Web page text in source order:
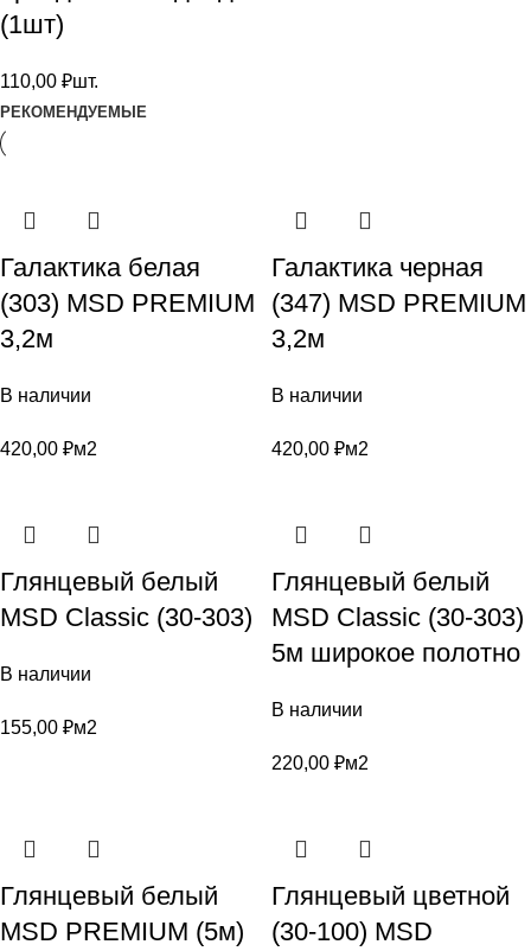
(1шт)
110,00 ₽шт.
РЕКОМЕНДУЕМЫЕ
Галактика белая
(303) MSD PREMIUM
3,2м
В наличии
420,00 ₽м2
Галактика черная
(347) MSD PREMIUM
3,2м
В наличии
420,00 ₽м2
Глянцевый белый
MSD Classic (30-303)
В наличии
155,00 ₽м2
Глянцевый белый
MSD Classic (30-303)
5м широкое полотно
В наличии
220,00 ₽м2
Глянцевый белый
MSD PREMIUM (5м)
Глянцевый цветной
(30-100) MSD